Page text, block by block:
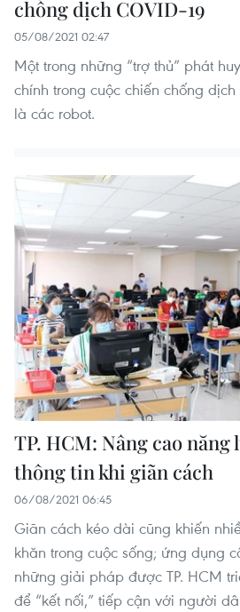
chống dịch COVID-19
05/08/2021 02:47
Một trong những “trợ thủ” phát
chính trong cuộc chiến chống
là các robot.
TP. HCM: Nâng cao
thông tin khi giãn cách
06/08/2021 06:45
Giãn cách kéo dài cũng khiến
khăn trong cuộc sống; ứng dụng
những giải pháp được TP. HCM
để “kết nối,” tiếp cận với người